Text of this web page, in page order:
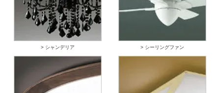
> シャンデリア > シーリングファン